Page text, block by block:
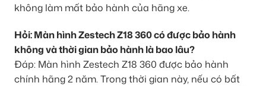
không làm mất bảo hành của hãng xe.
Hỏi: Màn hình Zestech Z18 360 có được bảo hành
không và thời gian bảo hành là bao lâu?
Đáp: Màn hình Zestech Z18 360 được bảo hành
chính hãng 2 năm. Trong thời gian này, nếu có bất